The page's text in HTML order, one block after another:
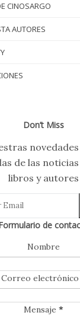
CINOSARGO
AUTORES
Don’t Miss
de las
libros y autores
de
Nombre
Correo electrónico
Mensaje *